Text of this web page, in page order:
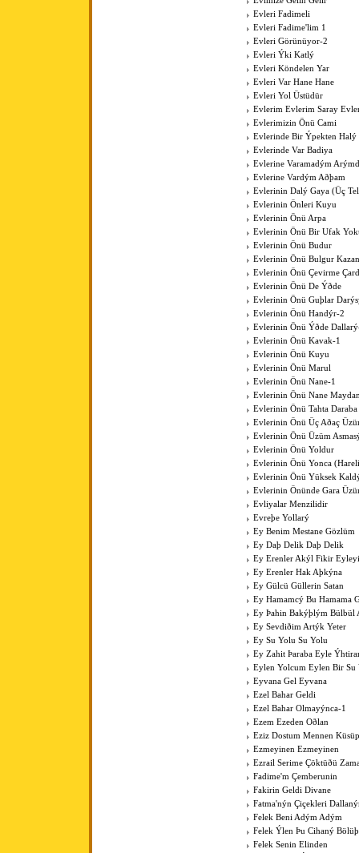
Evleri Fadimeli
Evleri Fadime'lim 1
Evleri Görünüyor-2
Evleri Ýki Katlý
Evleri Köndelen Yar
Evleri Var Hane Hane
Evleri Yol Üstüdür
Evlerim Evlerim Saray
Evlerimizin Önü Cami
Evlerinde Bir Ýpekten Halý
Evlerinde Var Badiya
Evlerine Varamadým
Evlerine Vardým Aðþam
Evlerinin Dalý Gaya (Üç
Evlerinin Önleri Kuyu
Evlerinin Önü Arpa
Evlerinin Önü Bir Ufak
Evlerinin Önü Budur
Evlerinin Önü Bulgur
Evlerinin Önü Çevirme
Evlerinin Önü De Ýðde
Evlerinin Önü Guþlar
Evlerinin Önü Handýr-2
Evlerinin Önü Ýðde
Evlerinin Önü Kavak-1
Evlerinin Önü Kuyu
Evlerinin Önü Marul
Evlerinin Önü Nane-1
Evlerinin Önü Nane
Evlerinin Önü Tahta Daraba
Evlerinin Önü Üç Aðaç
Evlerinin Önü Üzüm
Evlerinin Önü Yoldur
Evlerinin Önü Yonca
Evlerinin Önü Yüksek
Evlerinin Önünde Gara
Evliyalar Menzilidir
Evreþe Yollarý
Ey Benim Mestane Gözlüm
Ey Daþ Delik Daþ Delik
Ey Erenler Akýl Fikir
Ey Erenler Hak Aþkýna
Ey Gülcü Güllerin Satan
Ey Hamamcý Bu Hamama
Ey Þahin Bakýþlým Bülbül
Ey Sevdiðim Artýk Yeter
Ey Su Yolu Su Yolu
Ey Zahit Þaraba Eyle
Eylen Yolcum Eylen Bir Su
Eyvana Gel Eyvana
Ezel Bahar Geldi
Ezel Bahar Olmayýnca-1
Ezem Ezeden Oðlan
Eziz Dostum Mennen
Ezmeyinen Ezmeyinen
Ezrail Serime Çöktüðü
Fadime'm Çemberunin
Fakirin Geldi Divane
Fatma'nýn Çiçekleri
Felek Beni Adým Adým
Felek Ýlen Þu Cihaný
Felek Senin Elinden